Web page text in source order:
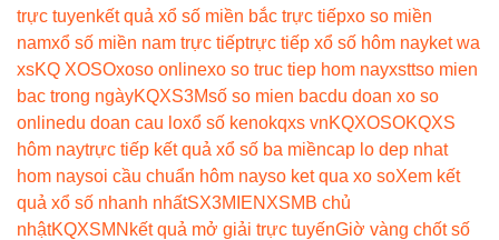
trực tuyenkết quả xổ số miền bắc trực tiếpxo so miền
namxổ số miền nam trực tiếptrực tiếp xổ số hôm nayket wa
xsKQ XOSOxoso onlinexo so truc tiep hom nayxsttso mien
bac trong ngàyKQXS3Msố so mien bacdu doan xo so
onlinedu doan cau loxổ số kenokqxs vnKQXOSOKQXS
hôm naytrực tiếp kết quả xổ số ba miềncap lo dep nhat
hom naysoi cầu chuẩn hôm nayso ket qua xo soXem kết
quả xổ số nhanh nhấtSX3MIEN XSMB chủ
nhậtKQXSMN kết quả mở giải trực tuyếnGiờ vàng chốt số